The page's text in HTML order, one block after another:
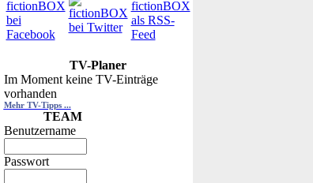
TV-Planer
Im Moment keine TV-Einträge
vorhanden
Mehr TV-Tipps ...
TEAM
Benutzername
Passwort